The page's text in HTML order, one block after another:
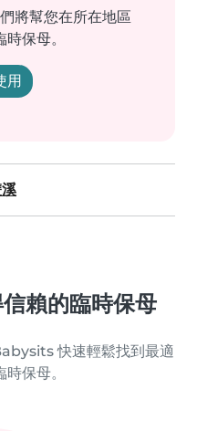
將幫您在所在地區
保母。
用
賴的臨時保母
快速輕鬆找到最適
保母。